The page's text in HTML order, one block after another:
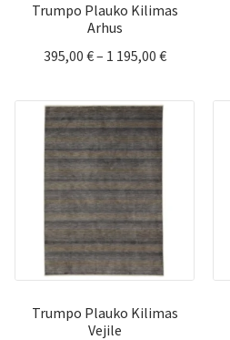
Trumpo Plauko Kilimas
Arhus
395,00 €– 1 195,00 €Price
395,00 €
Trumpo Plauko Kilimas
Vejile